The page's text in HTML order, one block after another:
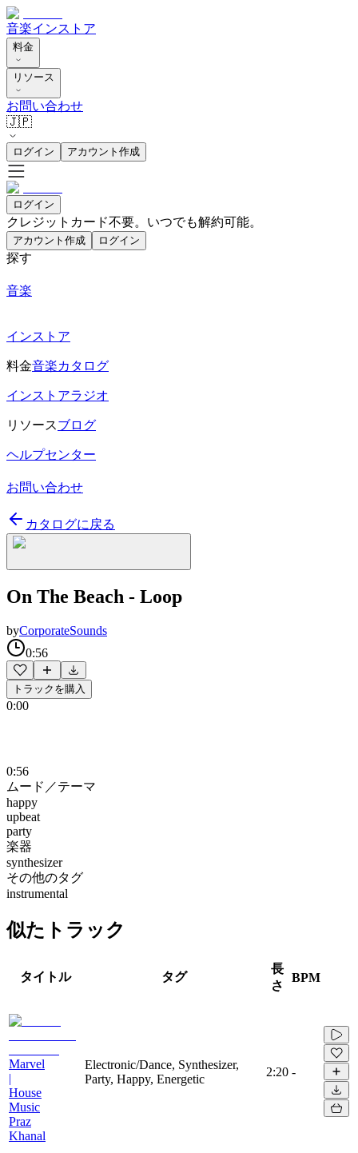
音楽インストア
料金
リソース
お問い合わせ
🇯🇵
ログイン アカウント作成
ログイン
クレジットカード不要。いつでも解約可能。
アカウント作成 ログイン
探す
音楽
インストア
料金音楽カタログ
インストアラジオ
リソースブログ
ヘルプセンター
お問い合わせ
カタログに戻る
On The Beach - Loop
byCorporateSounds
0:56
トラックを購入
0:00
0:56
ムード／テーマ
happy
upbeat
party
楽器
synthesizer
その他のタグ
instrumental
似たトラック
タイトル タグ
長
さ
BPM
Marvel
|
House
Music
Praz
Khanal
Electronic/Dance, Synthesizer,
Party, Happy, Energetic
2:20 -